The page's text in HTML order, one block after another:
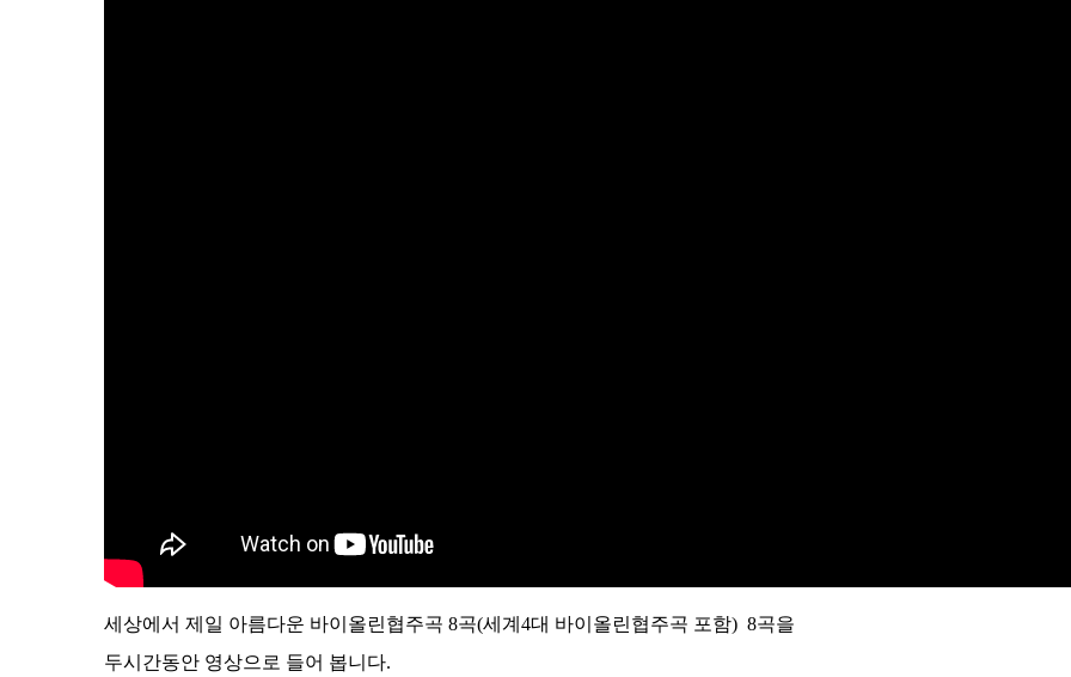
세상에서 제일 아름다운 바이올린협주곡 8곡(세계4대 바이올린협주곡 포함) 8곡을
두시간동안 영상으로 들어 봅니다.